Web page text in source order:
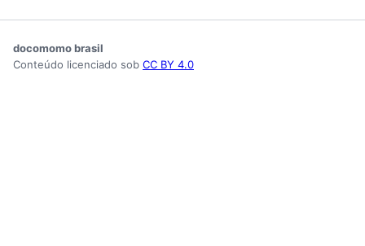
docomomo brasil
Conteúdo licenciado sob CC BY 4.0